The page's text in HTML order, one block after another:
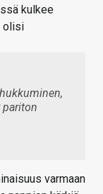
kulkee
olisi
varmaan